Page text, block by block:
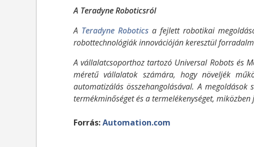
A Teradyne Roboticsról
A Teradyne Robotics a fejlett robotikai
robottechnológiák innovációján keresztül
A vállalatcsoporthoz tartozó Universal Robots és
méretű vállalatok számára, hogy növeljék
automatizálás összehangolásával. A
termékminőséget és a termelékenységet,
Forrás:Automation.com